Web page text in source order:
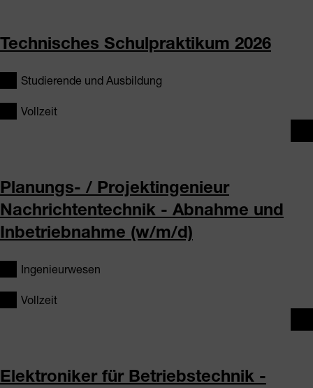
Technisches Schulpraktikum 2026
Studierende und Ausbildung
Vollzeit
Planungs- / Projektingenieur
Nachrichtentechnik - Abnahme und
Inbetriebnahme (w/m/d)
Ingenieurwesen
Vollzeit
Elektroniker für Betriebstechnik -